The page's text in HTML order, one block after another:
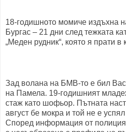
18-годишното момиче издъхна
Бургас – 21 дни след тежката
„Меден рудник“, която я прати
Зад волана на БМВ-то е бил
на Памела. 19-годишният
стаж като шофьор. Пътната
август бе мокра и той не е
Според информация от